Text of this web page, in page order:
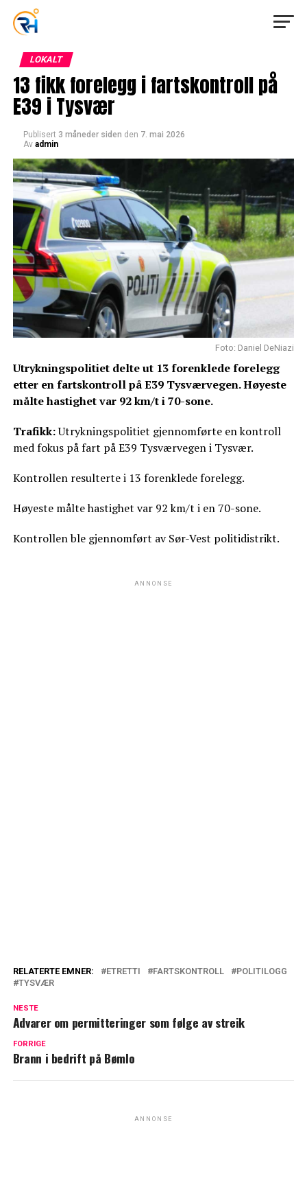
LOKALT
13 fikk forelegg i fartskontroll på
E39 i Tysvær
Publisert 3 måneder siden den 7. mai 2026
Av admin
Foto: Daniel DeNiazi
Utrykningspolitiet delte ut 13 forenklede forelegg
etter en fartskontroll på E39 Tysværvegen. Høyeste
målte hastighet var 92 km/t i 70-sone.
Trafikk:Utrykningspolitiet gjennomførte en kontroll
med fokus på fart på E39 Tysværvegen i Tysvær.
Kontrollen resulterte i 13 forenklede forelegg.
Høyeste målte hastighet var 92 km/t i en 70-sone.
Kontrollen ble gjennomført av Sør-Vest politidistrikt.
ANNONSE
RELATERTE EMNER: ETRETTI FARTSKONTROLL
POLITILOGG
TYSVÆR
NESTE
Advarer om permitteringer som følge av streik
FORRIGE
Brann i bedrift på Bømlo
ANNONSE